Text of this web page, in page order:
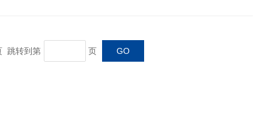
跳转到第 页